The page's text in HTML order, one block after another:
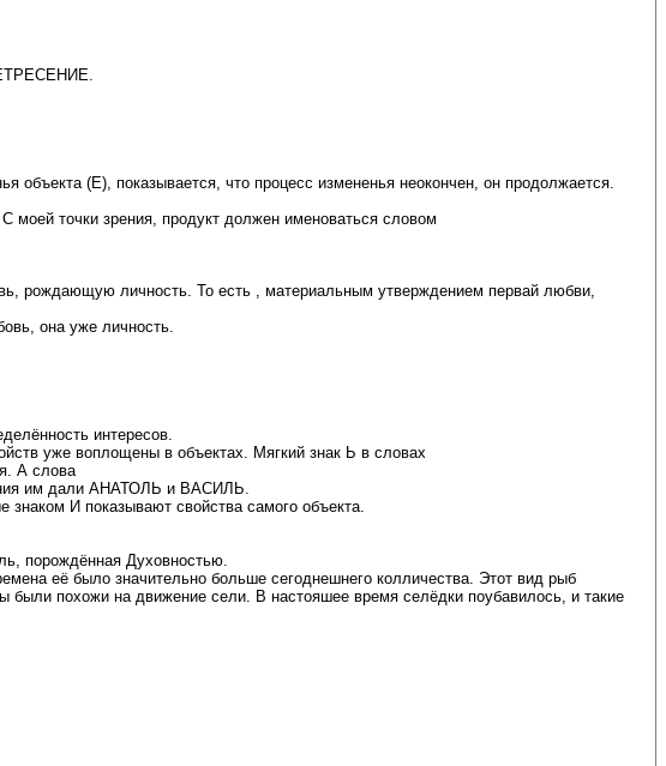
(Е), показывается, что процесс измененья неокончен, он продолжается.
точки зрения, продукт должен именоваться словом
рождающую личность. То есть , материальным утверждением первай любви,
она уже личность.
интересов.
уже воплощены в объектах. Мягкий знак Ь в словах
А слова
им дали АНАТОЛЬ и ВАСИЛЬ.
знаком И показывают свойства самого объекта.
порождённая Духовностью.
её было значительно больше сегоднешнего колличества. Этот вид рыб
были похожи на движение сели. В настояшее время селёдки поубавилось, и такие